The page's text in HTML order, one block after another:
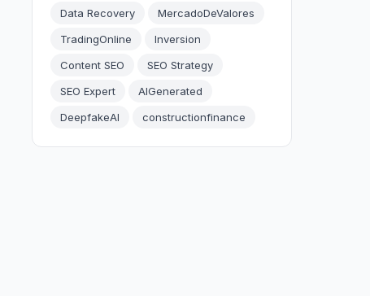
Data Recovery
MercadoDeValores
TradingOnline
Inversion
Content SEO
SEO Strategy
SEO Expert
AIGenerated
DeepfakeAI
constructionfinance